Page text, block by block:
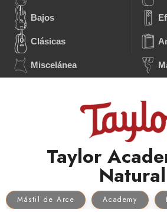
Bajos
Clásicas
Miscelánea
Taylor
Natural
Mástil de Arce Academy